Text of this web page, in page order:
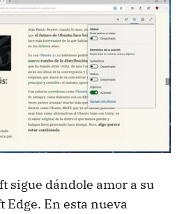
sigue dándole amor a su
Edge. En esta nueva